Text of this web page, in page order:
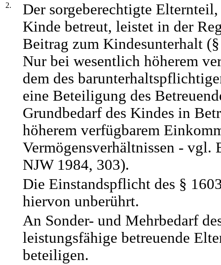
2.
Der sorgeberechtigte
Kinde betreut, leistet in der
Beitrag zum Kindesunterhalt
Nur bei wesentlich höherem
dem des
eine Beteiligung des
Grundbedarf des Kindes in
höherem verfügbarem
Vermögensverhältnissen - vgl.
NJW 1984, 303).
Die Einstandspflicht des §
hiervon unberührt.
An Sonder- und Mehrbedarf
leistungsfähige betreuende
beteiligen.